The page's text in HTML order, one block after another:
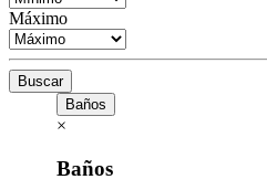
Máximo
Buscar
Baños
×
Baños